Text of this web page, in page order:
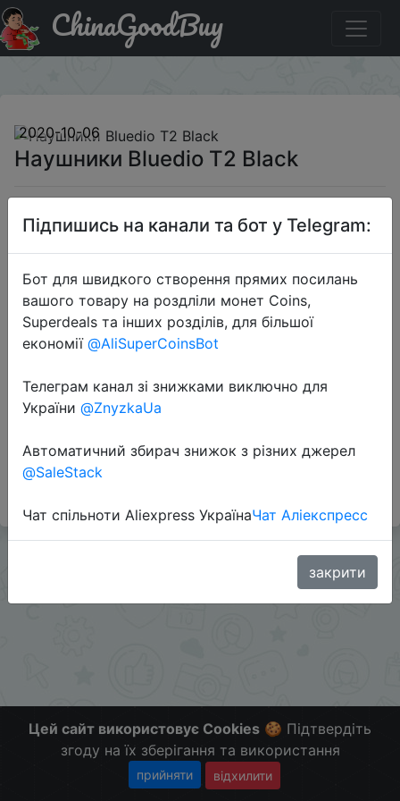
Код на знижку Beeacs Наушники Bluedio T2 Black
ChinaGoodBuy
2020-10-06
Наушники Bluedio T2 Black
900 руб.
Промокод:"Beeacs"
Перейти до магазину
#Beeline #RU
Больше скидок в telegram
Цей сайт використовує Cookies 🍪 Підтвердіть
згоду на їх зберігання та використання
прийняти відхилити
Підпишись на канали та бот у Telegram:
Бот для швидкого створення прямих посилань
вашого товару на роздліли монет Coins,
Superdeals та інших розділів, для більшої
економії @AliSuperCoinsBot
Телеграм канал зі знижками виключно для
України @ZnyzkaUa
Автоматичний збирач знижок з різних джерел
@SaleStack
Чат спільноти Aliexpress УкраїнаЧат Аліекспресс
закрити